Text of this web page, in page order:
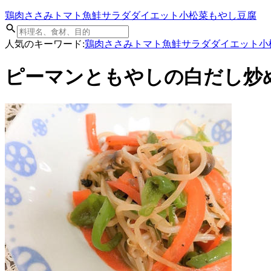
鶏肉ささみ トマト 魚鮭サラダダイエット 小松菜もやし豆腐
人気のキーワード:鶏肉ささみ トマト 魚鮭サラダダイエット 小
ピーマンともやしの白だし炒